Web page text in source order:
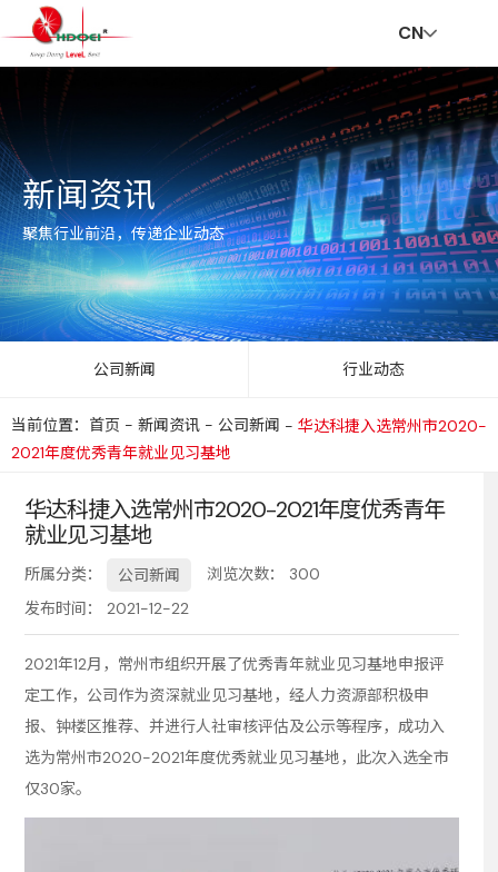
页
走
进
华
达
创
新
与
服
新
闻
资
讯
会
责
任
招
贤
纳
士
联
系
我
们
V
R
CN
新闻资讯
聚焦行业前沿，传递企业动态
公司新闻 行业动态
当前位置：首页 - 新闻资讯 - 公司新闻 - 华达科捷入选常州市2020-
2021年度优秀青年就业见习基地
华达科捷入选常州市2020-2021年度优秀青年
就业见习基地
所属分类： 公司新闻 浏览次数： 300
发布时间： 2021-12-22
2021年12月，常州市组织开展了优秀青年就业见习基地申报评
定工作，公司作为资深就业见习基地，经人力资源部积极申
报、钟楼区推荐、并进行人社审核评估及公示等程序，成功入
选为常州市2020-2021年度优秀就业见习基地，此次入选全市
仅30家。